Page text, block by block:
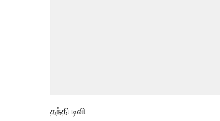
தந்தி டிவி